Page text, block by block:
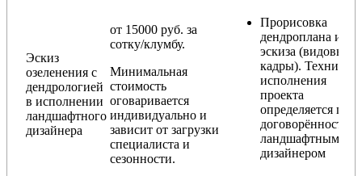
Эскиз
озеленения с
дендрологией
в исполнении
ландшафтного
дизайнера
от 15000 руб. за
сотку/клумбу.
Минимальная
стоимость
оговаривается
индивидуально и
зависит от загрузки
специалиста и
сезонности.
Прорисовка
дендроплана и
эскиза (видовые
кадры). Техника
исполнения
проекта
определяется по
договорённости с
ландшафтным
дизайнером